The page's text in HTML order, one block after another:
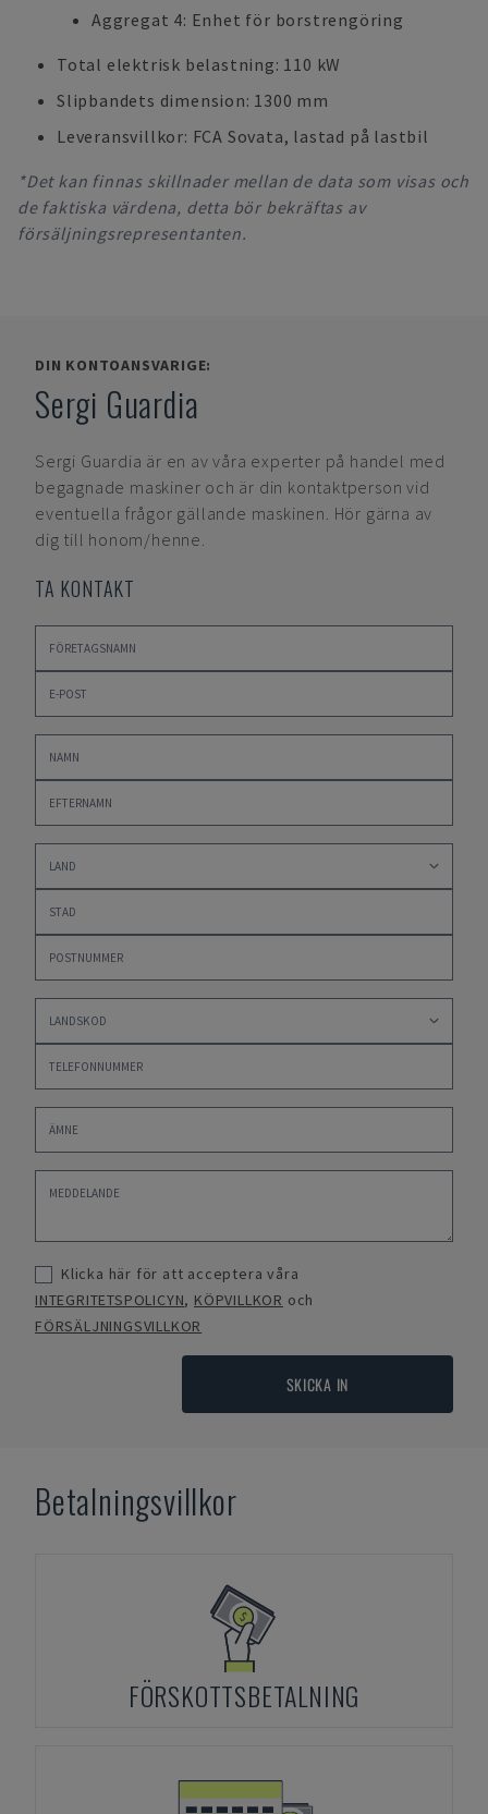
Aggregat 4: Enhet för borstrengöring
Total elektrisk belastning: 110 kW
Slipbandets dimension: 1300 mm
Leveransvillkor: FCA Sovata, lastad på lastbil
*Det kan finnas skillnader mellan de data som visas och
de faktiska värdena, detta bör bekräftas av
försäljningsrepresentanten.
DIN KONTOANSVARIGE:
Sergi Guardia
Sergi Guardia är en av våra experter på handel med
begagnade maskiner och är din kontaktperson vid
eventuella frågor gällande maskinen. Hör gärna av
dig till honom/henne.
TA KONTAKT
Klicka här för att acceptera våra
INTEGRITETSPOLICYN, KÖPVILLKOR och
FÖRSÄLJNINGSVILLKOR
SKICKA IN
Betalningsvillkor
FÖRSKOTTSBETALNING